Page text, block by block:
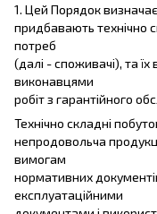
1. Цей Порядок
придбавають технічно
потреб
(далі - споживачі), та
виконавцями
робіт з гарантійного
Технічно складні
непродовольча
вимогам
нормативних
експлуатаційними